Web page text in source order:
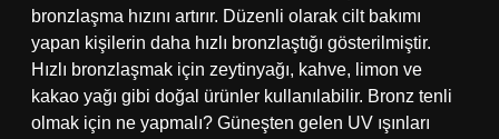
bronzlaşma hızını artırır. Düzenli olarak cilt bakımı
yapan kişilerin daha hızlı bronzlaştığı gösterilmiştir.
Hızlı bronzlaşmak için zeytinyağı, kahve, limon ve
kakao yağı gibi doğal ürünler kullanılabilir. Bronz tenli
olmak için ne yapmalı? Güneşten gelen UV ışınları